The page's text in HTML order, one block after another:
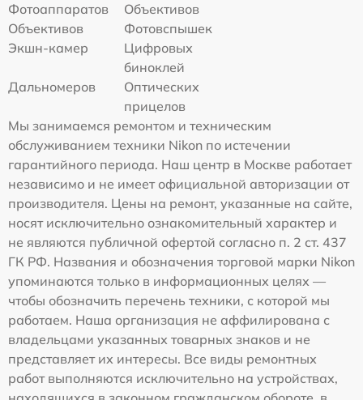
Фотоаппаратов
Объективов
Объективов
Фотовспышек
Экшн-камер
Цифровых
биноклей
Дальномеров
Оптических
прицелов
Мы занимаемся ремонтом и техническим
обслуживанием техники Nikon по истечении
гарантийного периода. Наш центр в Москве работает
независимо и не имеет официальной авторизации от
производителя. Цены на ремонт, указанные на сайте,
носят исключительно ознакомительный характер и
не являются публичной офертой согласно п. 2 ст. 437
ГК РФ. Названия и обозначения торговой марки Nikon
упоминаются только в информационных целях —
чтобы обозначить перечень техники, с которой мы
работаем. Наша организация не аффилирована с
владельцами указанных товарных знаков и не
представляет их интересы. Все виды ремонтных
работ выполняются исключительно на устройствах,